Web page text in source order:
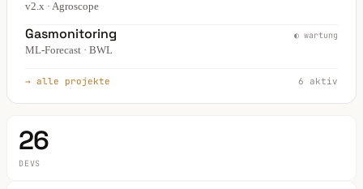
v2.x · Agroscope
Gasmonitoring ◐ wartung
ML-Forecast · BWL
→ alle projekte 6 aktiv
26
DEVS